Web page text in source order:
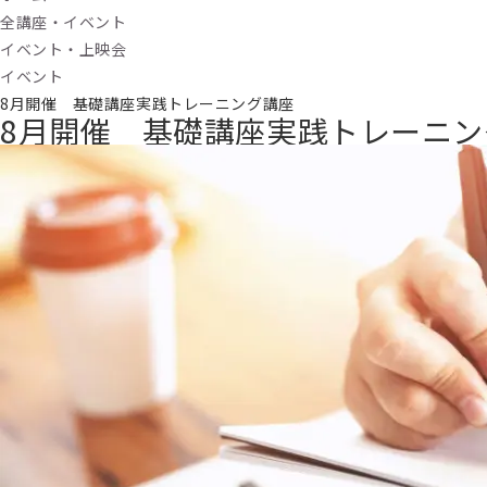
全講座・イベント
イベント・上映会
イベント
8月開催 基礎講座実践トレーニング講座
8月開催 基礎講座実践トレーニ